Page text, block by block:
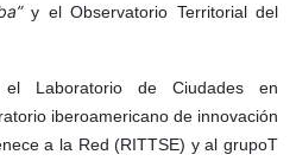
”y el Observatorio Territorial del
el Laboratorio de Ciudades en
iberoamericano de innovación
a la Red (RITTSE) y al grupoT